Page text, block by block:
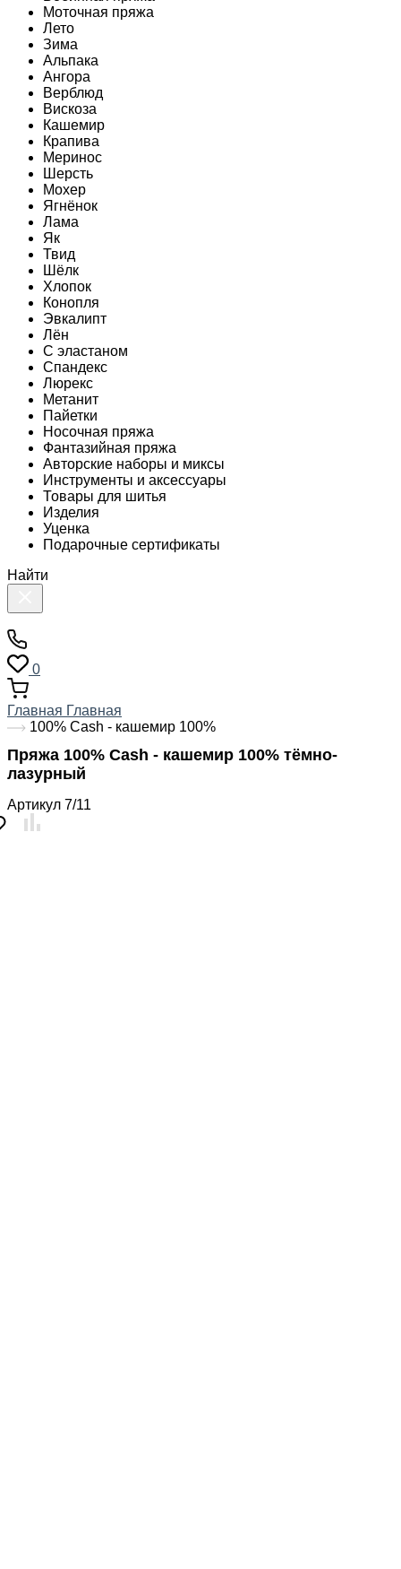
Моточная пряжа
Лето
Зима
Альпака
Ангора
Верблюд
Вискоза
Кашемир
Крапива
Меринос
Шерсть
Мохер
Ягнёнок
Лама
Як
Твид
Шёлк
Хлопок
Конопля
Эвкалипт
Лён
C эластаном
Спандекс
Люрекс
Метанит
Пайетки
Носочная пряжа
Фантазийная пряжа
Авторские наборы и миксы
Инструменты и аксессуары
Товары для шитья
Изделия
Уценка
Подарочные сертификаты
Найти
0
Главная Главная
100% Cash - кашемир 100%
Пряжа 100% Cash - кашемир 100% тёмно-
лазурный
Артикул 7/11